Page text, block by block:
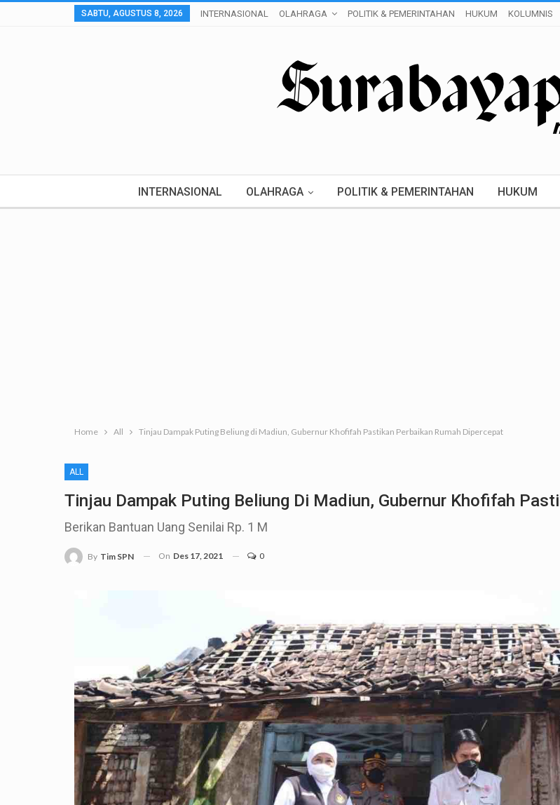
SABTU, AGUSTUS 8, 2026 INTERNASIONAL OLAHRAGA POLITIK & PEMERINTAHAN HUKUM KOLUMNIS
INTERNASIONAL OLAHRAGA POLITIK & PEMERINTAHAN HUKUM
Home All Tinjau Dampak Puting Beliung di Madiun, Gubernur Khofifah Pastikan Perbaikan Rumah Dipercepat
ALL
Tinjau Dampak Puting Beliung Di Madiun, Gubernur Khofifah
Berikan Bantuan Uang Senilai Rp. 1 M
By Tim SPN On Des 17, 2021 0